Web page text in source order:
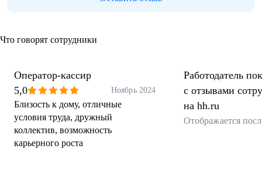
Что говорят сотрудники
Оператор-кассир
5,0
Ноябрь 2024
Близость к дому, отличные
условия труда, дружный
коллектив, возможность
карьерного роста
Работодатель
с отзывами
на hh.ru
Отображается